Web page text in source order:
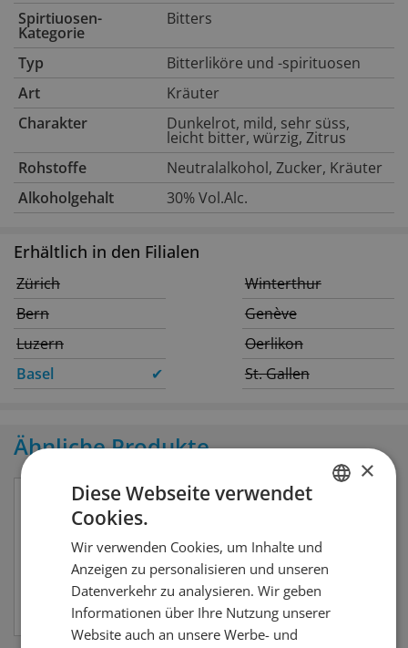
Spirtiuosen-
Kategorie
Bitters
Typ
Bitterliköre und -spirituosen
Art
Kräuter
Charakter
Dunkelrot, mild, sehr süss,
leicht bitter, würzig, Zitrus
Rohstoffe
Neutralalkohol, Zucker, Kräuter
Alkoholgehalt
30% Vol.Alc.
Erhältlich in den Filialen
Zürich
Bern
Luzern
Basel
✔
Winterthur
Genève
Oerlikon
St. Gallen
Ähnliche Produkte
FRENCH
×
Diese Webseite verwendet
Cookies.
Wir verwenden Cookies, um Inhalte und
Anzeigen zu personalisieren und unseren
Datenverkehr zu analysieren. Wir geben
Informationen über Ihre Nutzung unserer
Website auch an unsere Werbe- und